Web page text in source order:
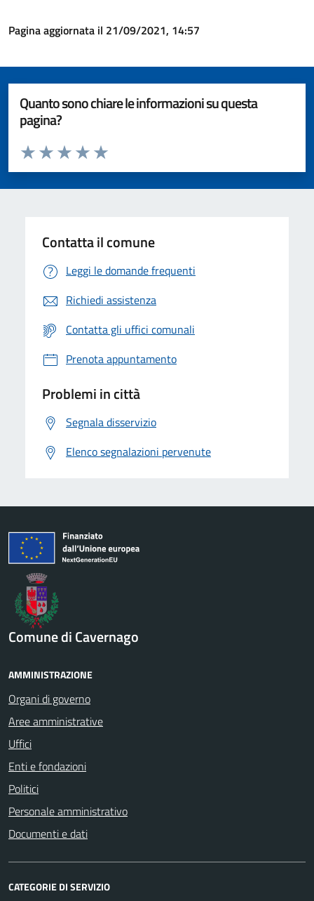
Pagina aggiornata il 21/09/2021, 14:57
Quanto sono chiare le informazioni su questa
pagina?
Valuta da 1 a 5 stelle la pagina
Valuta 5 stelle su 5
Valuta 4 stelle su 5
Valuta 3 stelle su 5
Valuta 2 stelle su 5
Valuta 1 stelle su 5
Contatta il comune
Leggi le domande frequenti
Richiedi assistenza
Contatta gli uffici comunali
Prenota appuntamento
Problemi in città
Segnala disservizio
Elenco segnalazioni pervenute
Comune di Cavernago
AMMINISTRAZIONE
Organi di governo
Aree amministrative
Uffici
Enti e fondazioni
Politici
Personale amministrativo
Documenti e dati
CATEGORIE DI SERVIZIO